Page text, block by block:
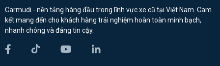
Carmudi - nền tảng hàng đầu trong lĩnh vực xe cũ tại Việt Nam. Cam
kết mang đến cho khách hàng trải nghiệm hoàn toàn minh bạch,
nhanh chóng và đáng tin cậy.